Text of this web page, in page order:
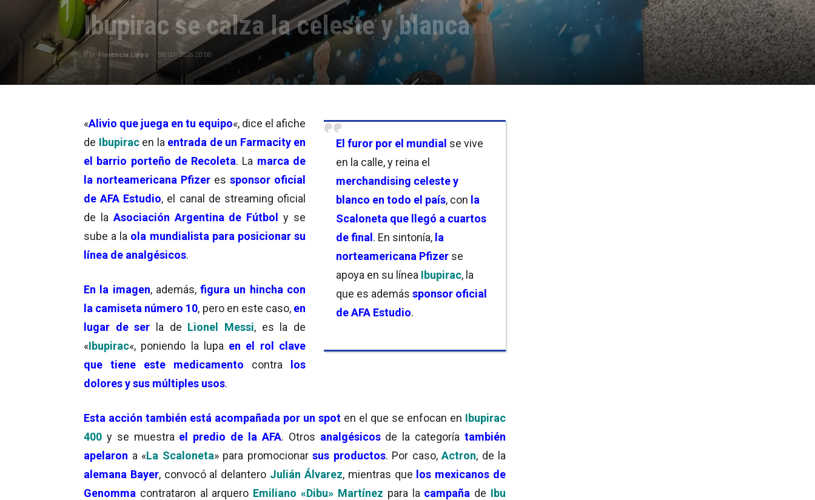
Ibupirac se calza la celeste y blanca
Por Florencia Lippo - 08/07/2026 20:00
El furor por el mundial se vive
en la calle, y reina el
merchandising celeste y
blanco en todo el país, con la
Scaloneta que llegó a cuartos
de final. En sintonía, la
norteamericana Pfizer se
apoya en su línea Ibupirac, la
que es además sponsor oficial
de AFA Estudio.
«Alivio que juega en tu equipo«, dice el afiche
de Ibupiracen la entrada de un Farmacity en
el barrio porteño de Recoleta. La marca de
la norteamericana Pfizer es sponsor oficial
de AFA Estudio, el canal de streaming oficial
de la Asociación Argentina de Fútbol y se
sube a la ola mundialista para posicionar su
línea de analgésicos.
En la imagen, además,figura un hincha con
la camiseta número 10, pero en este caso, en
lugar de ser la de Lionel Messi, es la de
«Ibupirac«, poniendo la lupa en el rol clave
que tiene este medicamento contra los
dolores y sus múltiples usos.
Esta acción también está acompañada por un spot en el que se enfocan en Ibupirac
400 y se muestra el predio de la AFA. Otros analgésicosde la categoría también
apelaron a «La Scaloneta» para promocionarsus productos. Por caso, Actron, de la
alemana Bayer, convocó al delantero Julián Álvarez, mientras que los mexicanos de
Genomma contrataron al arquero Emiliano «Dibu» Martínez para la campaña de Ibu